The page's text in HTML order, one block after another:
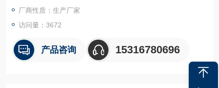
厂商性质：生产厂家
访问量：3672
产品咨询 15316780696